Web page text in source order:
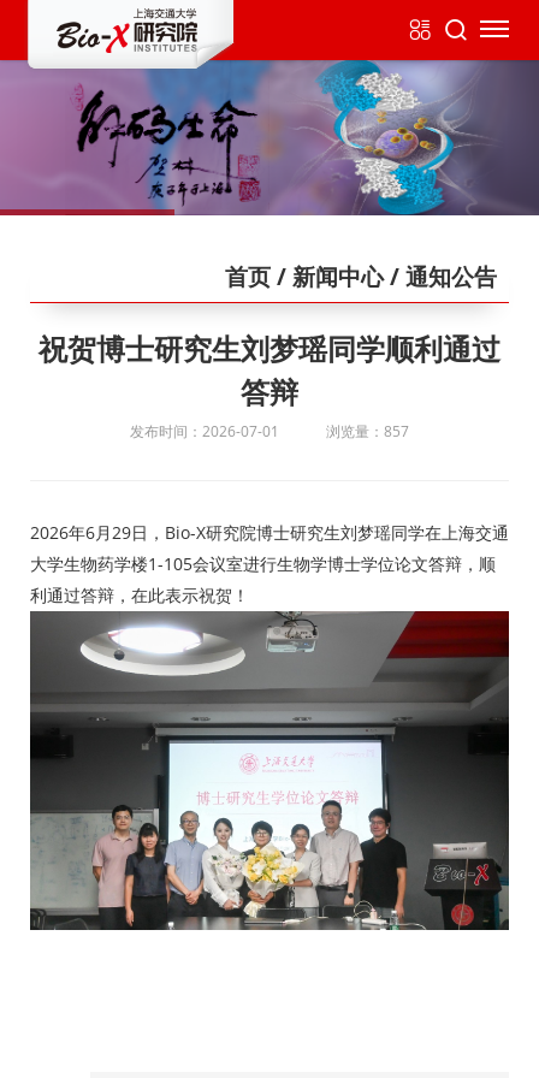
首页/ 新闻中心/ 通知公告
祝贺博士研究生刘梦瑶同学顺利通过
答辩
发布时间：2026-07-01 浏览量：857
2026年6月29日，Bio-X研究院博士研究生刘梦瑶同学在上海交通
大学生物药学楼1-105会议室进行生物学博士学位论文答辩，顺
利通过答辩，在此表示祝贺！